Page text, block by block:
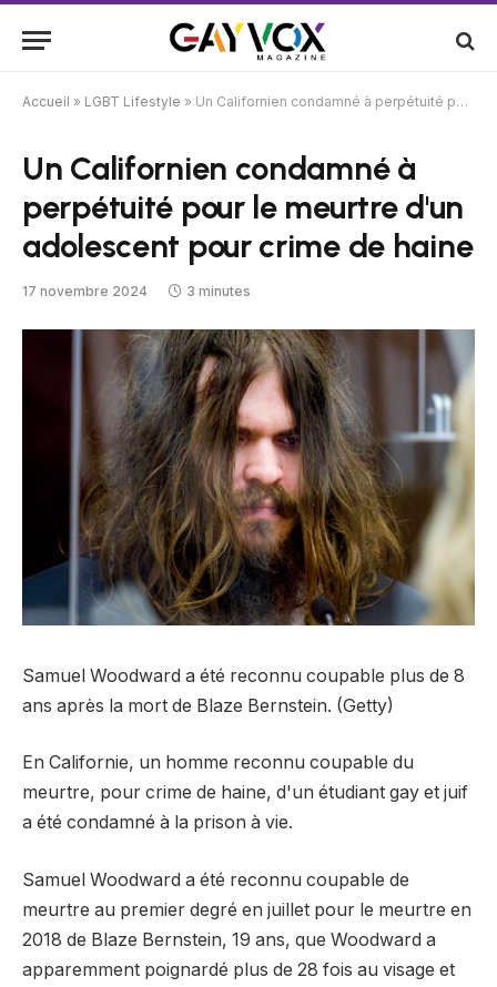
Accueil » LGBT Lifestyle » Un Californien condamné à perpétuité pour le meurtre d'un adolescent pour crime de haine
Un Californien condamné à
perpétuité pour le meurtre d'un
adolescent pour crime de haine
17 novembre 2024 3 minutes
Samuel Woodward a été reconnu coupable plus de 8
ans après la mort de Blaze Bernstein. (Getty)
En Californie, un homme reconnu coupable du
meurtre, pour crime de haine, d'un étudiant gay et juif
a été condamné à la prison à vie.
Samuel Woodward a été reconnu coupable de
meurtre au premier degré en juillet pour le meurtre en
2018 de Blaze Bernstein, 19 ans, que Woodward a
apparemment poignardé plus de 28 fois au visage et